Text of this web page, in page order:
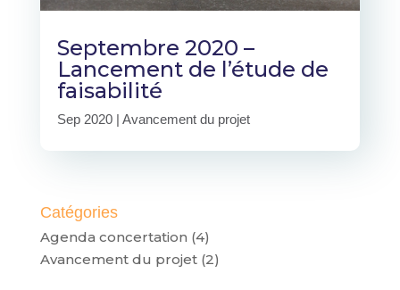
Septembre 2020 –
Lancement de l’étude de
faisabilité
Sep 2020| Avancement du projet
Catégories
Agenda concertation (4)
Avancement du projet(2)